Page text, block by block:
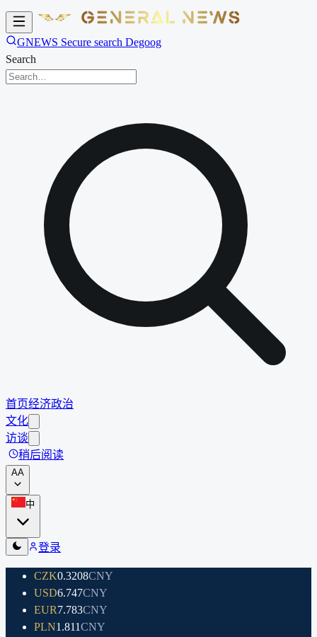
GNEWS Secure search Degoog
Search
首页经济政治
文化
访谈
稍后阅读
AA
中
登录
CZK0.3208CNY
USD6.747CNY
EUR7.783CNY
PLN1.811CNY